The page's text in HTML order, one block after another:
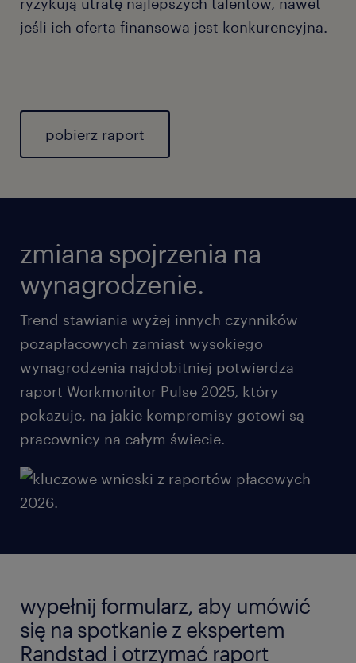
jeśli ich oferta finansowa jest konkurencyjna.
pobierz raport
zmiana spojrzenia na
wynagrodzenie.
Trend stawiania wyżej innych czynników
pozapłacowych zamiast wysokiego
wynagrodzenia najdobitniej potwierdza
raport Workmonitor Pulse 2025, który
pokazuje, na jakie kompromisy gotowi są
pracownicy na całym świecie.
wypełnij formularz, aby umówić
się na spotkanie z ekspertem
Randstad i otrzymać raport